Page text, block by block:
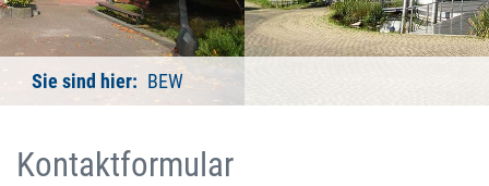
Sie sind hier: BEW
Kontaktformular